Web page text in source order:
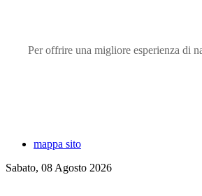
Per offrire una migliore esperienza di
mappa sito
Sabato, 08 Agosto 2026